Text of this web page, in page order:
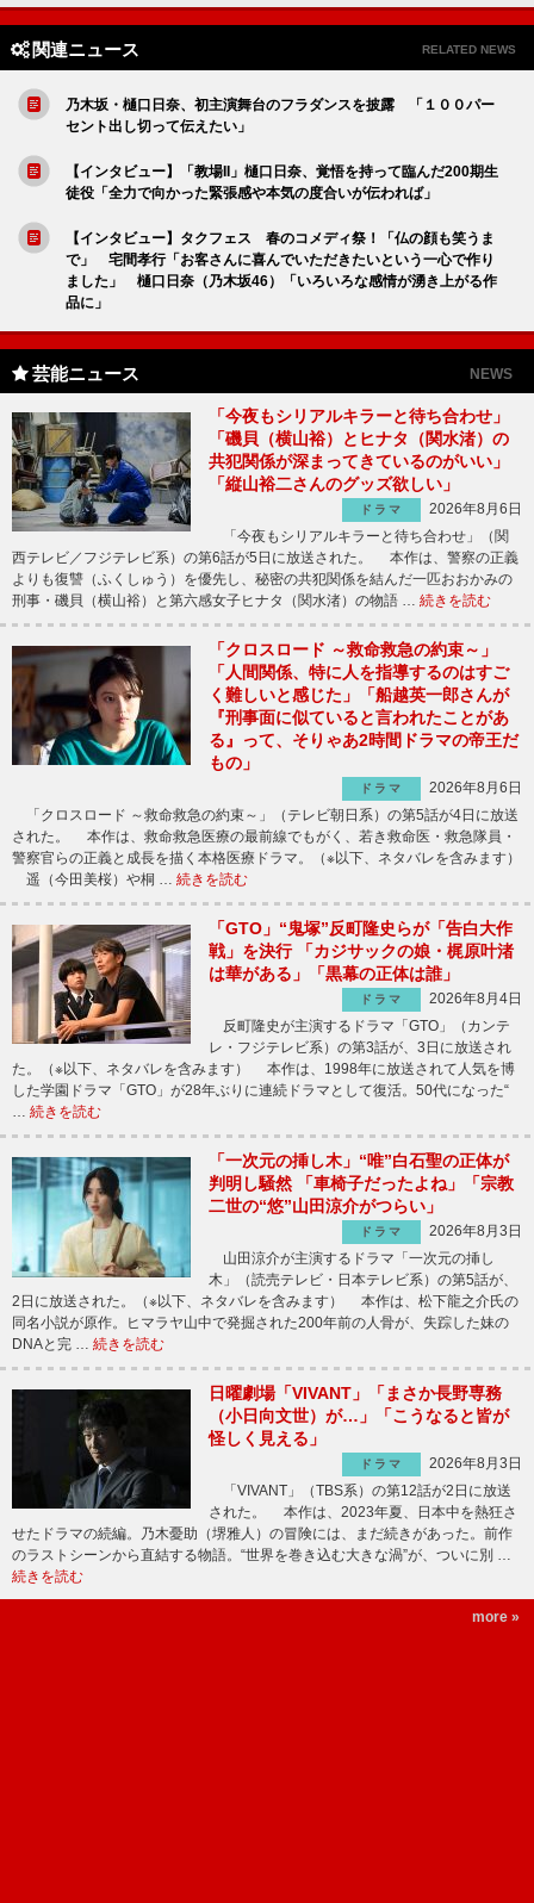
関連ニュース RELATED NEWS
乃木坂・樋口日奈、初主演舞台のフラダンスを披露 「１００パー
セント出し切って伝えたい」
【インタビュー】「教場II」樋口日奈、覚悟を持って臨んだ200期生
徒役「全力で向かった緊張感や本気の度合いが伝われば」
【インタビュー】タクフェス 春のコメディ祭！「仏の顔も笑うま
で」 宅間孝行「お客さんに喜んでいただきたいという一心で作り
ました」 樋口日奈（乃木坂46）「いろいろな感情が湧き上がる作
品に」
芸能ニュース NEWS
「今夜もシリアルキラーと待ち合わせ」
「磯貝（横山裕）とヒナタ（関水渚）の
共犯関係が深まってきているのがいい」
「縦山裕二さんのグッズ欲しい」
ドラマ
2026年8月6日
「今夜もシリアルキラーと待ち合わせ」（関
西テレビ／フジテレビ系）の第6話が5日に放送された。 本作は、警察の正義
よりも復讐（ふくしゅう）を優先し、秘密の共犯関係を結んだ一匹おおかみの
刑事・磯貝（横山裕）と第六感女子ヒナタ（関水渚）の物語 … 続きを読む
「クロスロード ～救命救急の約束～」
「人間関係、特に人を指導するのはすご
く難しいと感じた」「船越英一郎さんが
『刑事面に似ていると言われたことがあ
る』って、そりゃあ2時間ドラマの帝王だ
もの」
ドラマ
2026年8月6日
「クロスロード ～救命救急の約束～」（テレビ朝日系）の第5話が4日に放送
された。 本作は、救命救急医療の最前線でもがく、若き救命医・救急隊員・
警察官らの正義と成長を描く本格医療ドラマ。（※以下、ネタバレを含みます）
遥（今田美桜）や桐 … 続きを読む
「GTO」“鬼塚”反町隆史らが「告白大作
戦」を決行 「カジサックの娘・梶原叶渚
は華がある」「黒幕の正体は誰」
ドラマ
2026年8月4日
反町隆史が主演するドラマ「GTO」（カンテ
レ・フジテレビ系）の第3話が、3日に放送され
た。（※以下、ネタバレを含みます） 本作は、1998年に放送されて人気を博
した学園ドラマ「GTO」が28年ぶりに連続ドラマとして復活。50代になった“
… 続きを読む
「一次元の挿し木」“唯”白石聖の正体が
判明し騒然 「車椅子だったよね」「宗教
二世の“悠”山田涼介がつらい」
ドラマ
2026年8月3日
山田涼介が主演するドラマ「一次元の挿し
木」（読売テレビ・日本テレビ系）の第5話が、
2日に放送された。（※以下、ネタバレを含みます） 本作は、松下龍之介氏の
同名小説が原作。ヒマラヤ山中で発掘された200年前の人骨が、失踪した妹の
DNAと完 … 続きを読む
日曜劇場「VIVANT」「まさか長野専務
（小日向文世）が…」「こうなると皆が
怪しく見える」
ドラマ
2026年8月3日
「VIVANT」（TBS系）の第12話が2日に放送
された。 本作は、2023年夏、日本中を熱狂さ
せたドラマの続編。乃木憂助（堺雅人）の冒険には、まだ続きがあった。前作
のラストシーンから直結する物語。“世界を巻き込む大きな渦”が、ついに別 …
続きを読む
more »